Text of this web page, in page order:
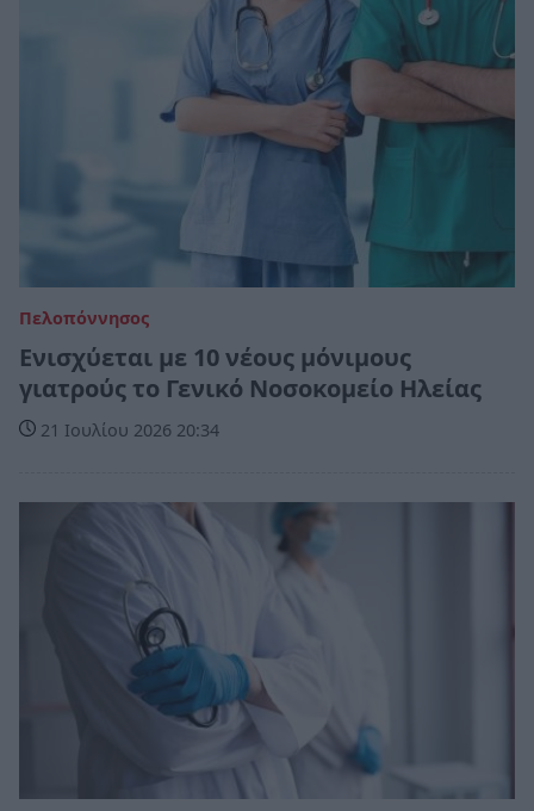
Πελοπόννησος
Ενισχύεται με 10 νέους μόνιμους
γιατρούς το Γενικό Νοσοκομείο Ηλείας
21 Ιουλίου 2026 20:34